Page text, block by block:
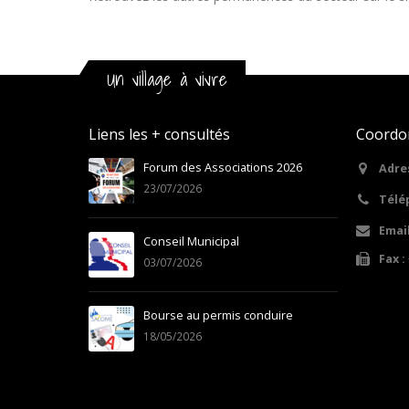
Un village à vivre
Liens les + consultés
Forum des Associations 2026
23/07/2026
Conseil Municipal
03/07/2026
Bourse au permis conduire
18/05/2026
Fax :